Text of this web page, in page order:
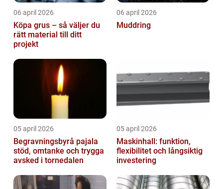
06 april 2026
Köpa grus – så väljer du
rätt material till ditt
projekt
06 april 2026
Muddring
05 april 2026
Begravningsbyrå pajala
stöd, omtanke och trygga
avsked i tornedalen
05 april 2026
Maskinhall: funktion,
flexibilitet och långsiktig
investering